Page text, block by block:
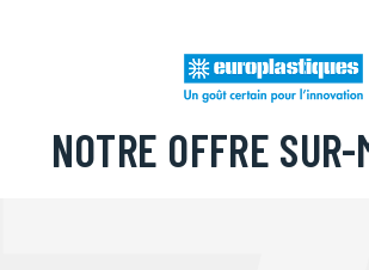
NOTRE OFFRE SUR-